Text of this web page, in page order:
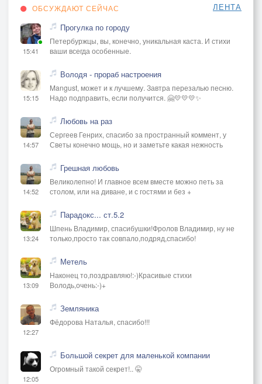
ОБСУЖДАЮТ СЕЙЧАС ЛЕНТА
15:41
Прогулка по городу
Петербуржцы, вы, конечно, уникальная каста. И стихи
ваши всегда особенные.
15:15
Володя - прораб настроения
Mangust, может и к лучшему. Завтра перезалью песню.
Надо подправить, если получится. 🤗💛💛💛✨
14:57
Любовь на раз
Сергеев Генрих, спасибо за пространный коммент, у
Светы конечно мощь, но и заметьте какая нежность
14:52
Грешная любовь
Великолепно! И главное всем вместе можно петь за
столом, или на диване, и с гостями и без +
13:24
Парадокс... ст.5.2
Шпень Владимир, спасибушки!Фролов Владимир, ну не
только,просто так совпало,подряд,спасибо!
13:09
Метель
Наконец то,поздравляю!:-)Красивые стихи
Володь,очень:-)+
12:27
Земляника
Фёдорова Наталья, спасибо!!!
12:05
Большой секрет для маленькой компании
Огромный такой секрет!.. 🤫